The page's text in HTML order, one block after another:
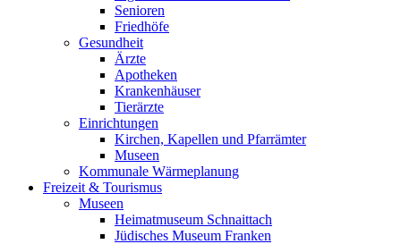
Senioren
Friedhöfe
Gesundheit
Ärzte
Apotheken
Krankenhäuser
Tierärzte
Einrichtungen
Kirchen, Kapellen und Pfarrämter
Museen
Kommunale Wärmeplanung
Freizeit & Tourismus
Museen
Heimatmuseum Schnaittach
Jüdisches Museum Franken